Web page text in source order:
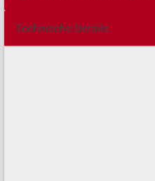
Technische Details